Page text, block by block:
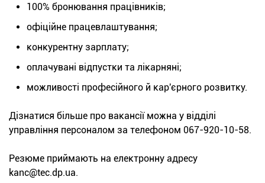
100% бронювання працівників;
офіційне працевлаштування;
конкурентну зарплату;
оплачувані відпустки та лікарняні;
можливості професійного й кар'єрного розвитку.
Дізнатися більше про вакансії можна у відділі
управління персоналом за телефоном 067-920-10-58.
Резюме приймають на електронну адресу
kanc@tec.dp.ua.